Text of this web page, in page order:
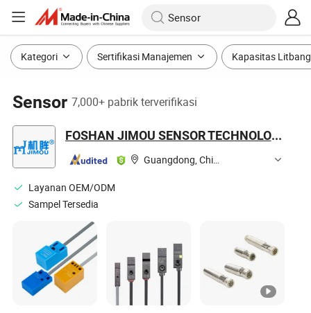
Kategori Sertifikasi Manajemen Kapasitas Litbang
Sensor 7,000+ pabrik terverifikasi
FOSHAN JIMOU SENSOR TECHNOLOGY CO., LTD.
Guangdong, China
Layanan OEM/ODM
Sampel Tersedia